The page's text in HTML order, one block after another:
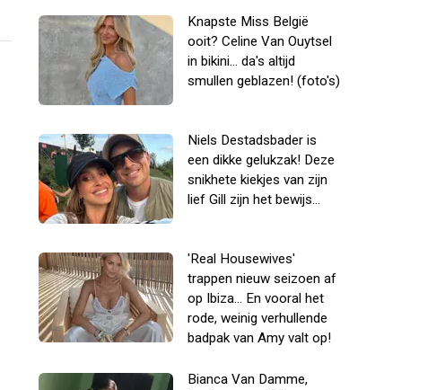
Knapste Miss België
ooit? Celine Van Ouytsel
in bikini... da's altijd
smullen geblazen! (foto's)
Niels Destadsbader is
een dikke gelukzak! Deze
snikhete kiekjes van zijn
lief Gill zijn het bewijs...
'Real Housewives'
trappen nieuw seizoen af
op Ibiza... En vooral het
rode, weinig verhullende
badpak van Amy valt op!
Bianca Van Damme,